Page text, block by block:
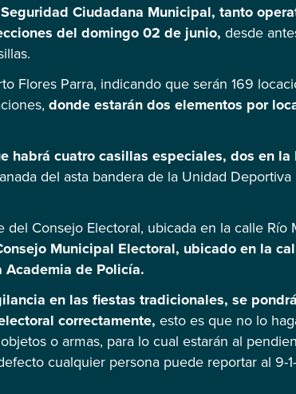
Ciudadana Municipal, tanto
del domingo 02 de junio, desde
Flores Parra, indicando que serán 169
donde estarán dos elementos por
habrá cuatro casillas especiales, dos en la
del asta bandera de la Unidad
Consejo Electoral, ubicada en la calle Río
Municipal Electoral, ubicado en la
de Policía.
en las fiestas tradicionales, se
correctamente, esto es que no lo
o armas, para lo cual estarán al
cualquier persona puede reportar al 9-